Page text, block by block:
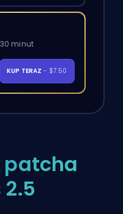
minut
KUP TERAZ - $7.50
patcha